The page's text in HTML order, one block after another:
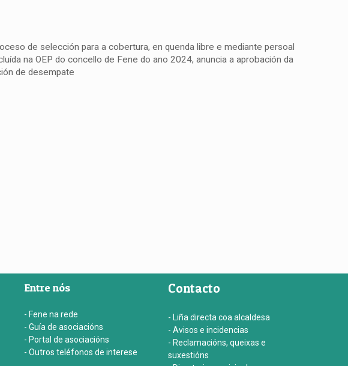
de selección para a cobertura, en quenda libre e mediante persoal
na OEP do concello de Fene do ano 2024, anuncia a aprobación da
de desempate
Entre nós
- Fene na rede
- Guía de asociacións
- Portal de asociacións
- Outros teléfonos de interese
Contacto
- Liña directa coa alcaldesa
- Avisos e incidencias
- Reclamacións, queixas e
suxestións